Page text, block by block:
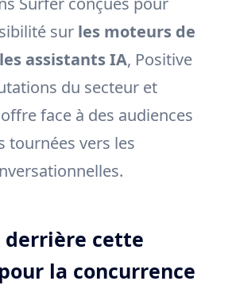
sur les moteurs de
assistants IA, Positive
du secteur et
face à des audiences
tournées vers les
derrière cette
la concurrence